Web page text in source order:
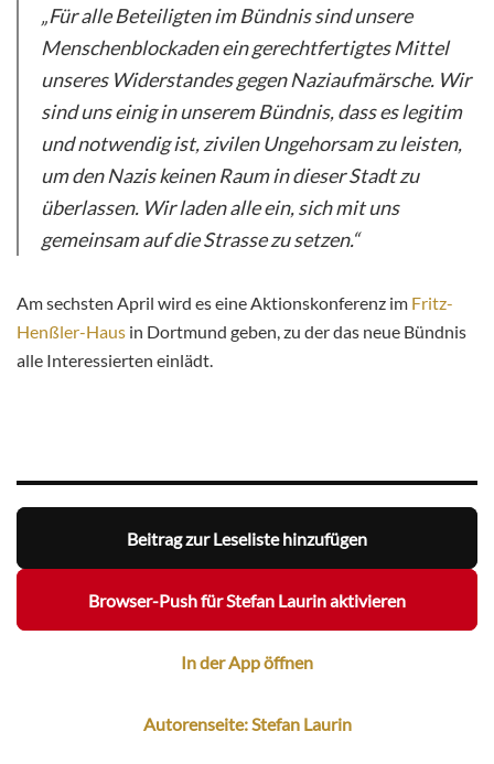
„Für alle Beteiligten im Bündnis sind unsere
Menschenblockaden ein gerechtfertigtes Mittel
unseres Widerstandes gegen Naziaufmärsche. Wir
sind uns einig in unserem Bündnis, dass es legitim
und notwendig ist, zivilen Ungehorsam zu leisten,
um den Nazis keinen Raum in dieser Stadt zu
überlassen. Wir laden alle ein, sich mit uns
gemeinsam auf die Strasse zu setzen.“
Am sechsten April wird es eine Aktionskonferenz im Fritz-
Henßler-Haus in Dortmund geben, zu der das neue Bündnis
alle Interessierten einlädt.
Beitrag zur Leseliste hinzufügen
Browser-Push für Stefan Laurin aktivieren
In der App öffnen
Autorenseite: Stefan Laurin